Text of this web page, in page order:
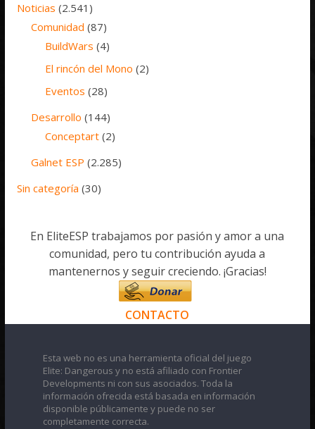
Noticias (2.541)
Comunidad (87)
BuildWars (4)
El rincón del Mono (2)
Eventos (28)
Desarrollo (144)
Conceptart (2)
Galnet ESP (2.285)
Sin categoría (30)
En EliteESP trabajamos por pasión y amor a una
comunidad, pero tu contribución ayuda a
mantenernos y seguir creciendo. ¡Gracias!
CONTACTO
Esta web no es una herramienta oficial del juego
Elite: Dangerous y no está afiliado con Frontier
Developments ni con sus asociados. Toda la
información ofrecida está basada en información
disponible públicamente y puede no ser
completamente correcta.